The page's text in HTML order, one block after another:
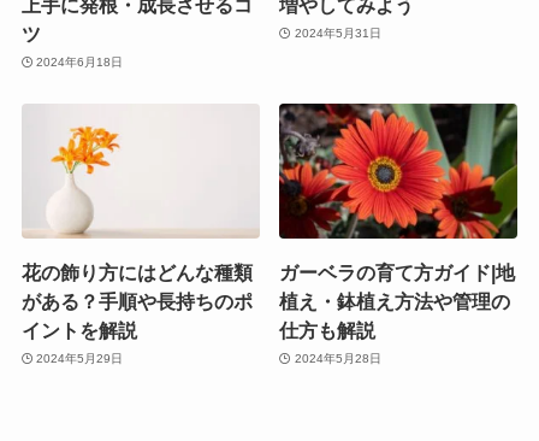
ツ
2024年6月18日
2024年5月31日
花の飾り方にはどんな種類
がある？手順や長持ちのポ
イントを解説
2024年5月29日
ガーベラの育て方ガイド|地
植え・鉢植え方法や管理の
仕方も解説
2024年5月28日